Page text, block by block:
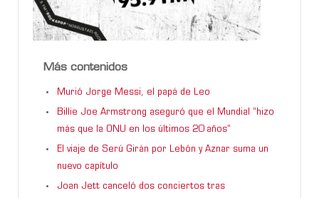
Más contenidos
Murió Jorge Messi, el papá de Leo
Billie Joe Armstrong aseguró que el Mundial “hizo
más que la ONU en los últimos 20 años”
El viaje de Serú Girán por Lebón y Aznar suma un
nuevo capítulo
Joan Jett canceló dos conciertos tras